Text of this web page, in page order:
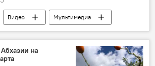
Видео
Мультимедиа
Политика
на